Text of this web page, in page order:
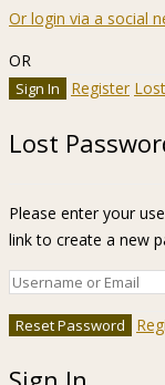
Or login via a social
OR
Register
Lost
Please enter your
link to create a new